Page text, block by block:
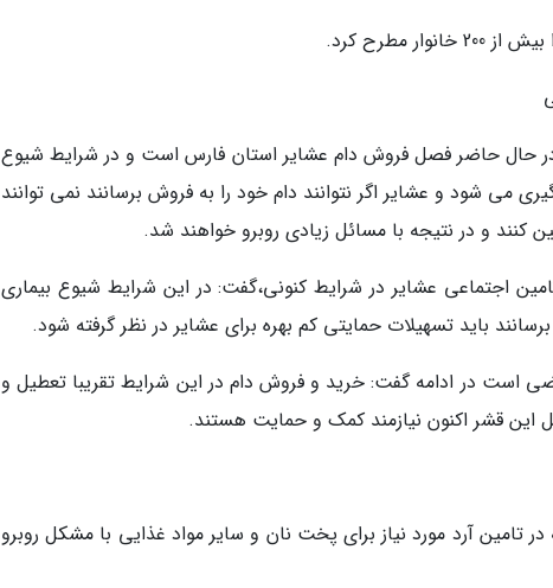
کرد.
حال حاضر فصل فروش دام عشایر استان فارس است و در شرایط شیوع
می شود و عشایر اگر نتوانند دام خود را به فروش برسانند نمی توانند
کنند و در نتیجه با مسائل زیادی روبرو خواهند شد.
اجتماعی عشایر در شرایط کنونی،گفت: در این شرایط شیوع بیماری
باید تسهیلات حمایتی کم بهره برای عشایر در نظر گرفته شود.
است در ادامه گفت: خرید و فروش دام در این شرایط تقریبا تعطیل و
این قشر اکنون نیازمند کمک و حمایت هستند.
تامین آرد مورد نیاز برای پخت نان و سایر مواد غذایی با مشکل روبرو